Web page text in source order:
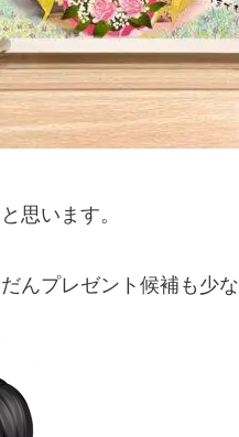
思います。
んプレゼント候補も少